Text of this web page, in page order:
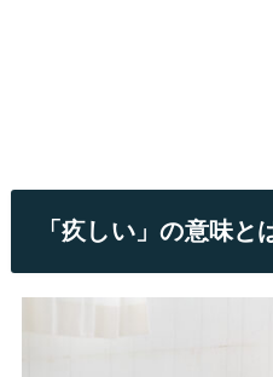
「疚しい」の意味と